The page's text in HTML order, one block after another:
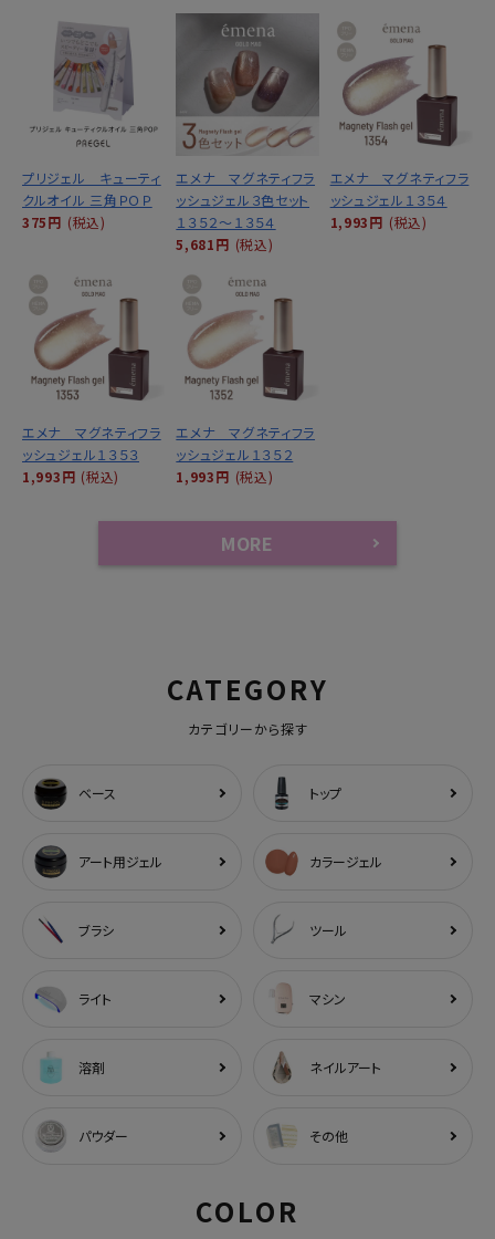
プリジェル キューティ
クルオイル 三角ＰＯＰ
375円 (税込)
エメナ マグネティフラ
ッシュジェル３色セット
１３５２～１３５４
5,681円 (税込)
エメナ マグネティフラ
ッシュジェル１３５４
1,993円 (税込)
エメナ マグネティフラ
ッシュジェル１３５３
1,993円 (税込)
エメナ マグネティフラ
ッシュジェル１３５２
1,993円 (税込)
MORE
CATEGORY
カテゴリーから探す
ベース トップ
アート用ジェル カラージェル
ブラシ ツール
ライト マシン
溶剤 ネイルアート
パウダー その他
COLOR